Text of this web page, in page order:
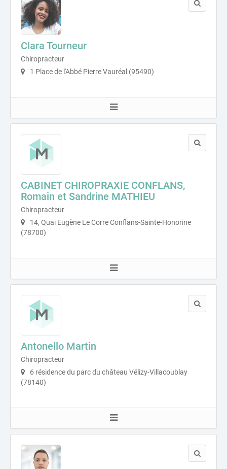
Clara Tourneur
Chiropracteur
1 Place de l'Abbé Pierre Vauréal (95490)
CABINET CHIROPRAXIE CONFLANS,
Romain et Sandrine MATHIEU
Chiropracteur
14, Quai Eugène Le Corre Conflans-Sainte-Honorine
(78700)
Antonello Martin
Chiropracteur
6 résidence du parc du château Vélizy-Villacoublay
(78140)